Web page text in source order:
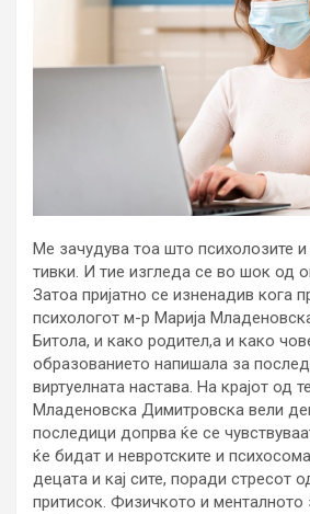
Ме зачудува тоа што психолозите и
тивки. И тие изгледа се во шок од
Затоа пријатно се изненадив кога
психологот м-р Марија
Битола, и како родител,а и како
образованието напишала за
виртуелната настава. На крајот од
Младеновска Димитровска вели
последици допрва ќе се
ќе бидат и невротските и
децата и кај сите, поради стресот
притисок. Физичкото и менталното